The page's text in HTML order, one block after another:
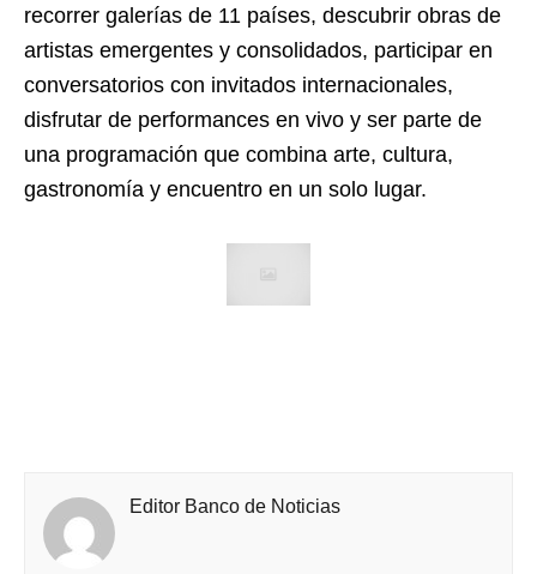
recorrer galerías de 11 países, descubrir obras de
artistas emergentes y consolidados, participar en
conversatorios con invitados internacionales,
disfrutar de performances en vivo y ser parte de
una programación que combina arte, cultura,
gastronomía y encuentro en un solo lugar.
Editor Banco de Noticias